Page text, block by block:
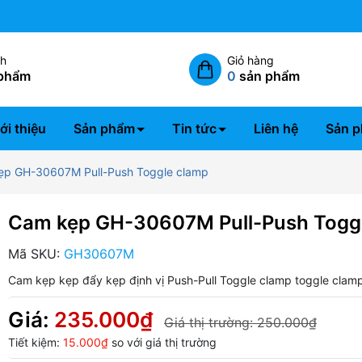
Giỏ hàng
0 sản phẩm
thiệu Sản phẩm Tin tức Liên hệ Sản
GH-30607M Pull-Push Toggle clamp
Cam kẹp GH-30607M Pull-Push
Mã SKU: GH30607M
Cam kẹp kẹp đẩy kẹp định vị Push-Pull Toggle clamp toggle
Giá: 235.000₫ Giá thị trường:250.000₫
Tiết kiệm: 15.000₫ so với giá thị trường